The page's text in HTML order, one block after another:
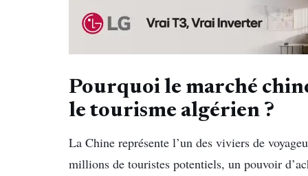
Pourquoi le marché
le tourisme algérien ?
La Chine représente l’un des viviers de
millions de touristes potentiels, un pouvoir